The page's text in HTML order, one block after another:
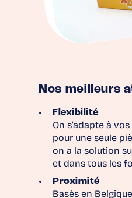
Nos meilleurs
Flexibilité
On s’adapte à
pour une seule
on a la solution
et dans tous les
Proximité
Basés en